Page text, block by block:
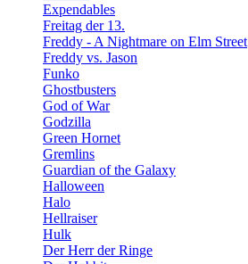
Expendables
Freitag der 13.
Freddy - A Nightmare on Elm Street
Freddy vs. Jason
Funko
Ghostbusters
God of War
Godzilla
Green Hornet
Gremlins
Guardian of the Galaxy
Halloween
Halo
Hellraiser
Hulk
Der Herr der Ringe